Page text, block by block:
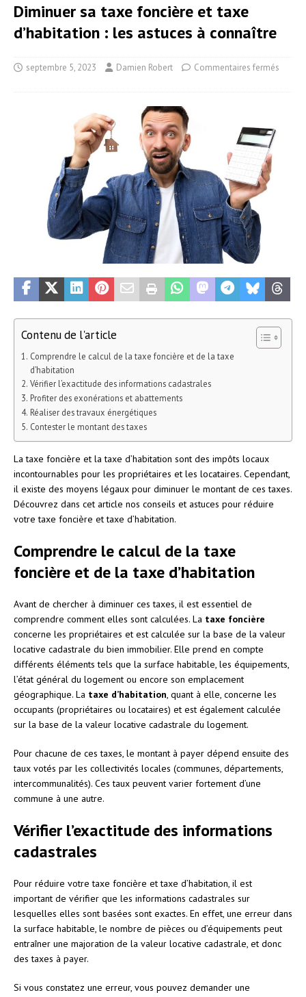
Diminuer sa taxe foncière et taxe
d’habitation : les astuces à connaître
septembre 5, 2023 Damien Robert Commentaires fermés
Contenu de l'article
Comprendre le calcul de la taxe foncière et de la taxe
d’habitation
Vérifier l’exactitude des informations cadastrales
Profiter des exonérations et abattements
Réaliser des travaux énergétiques
Contester le montant des taxes
La taxe foncière et la taxe d’habitation sont des impôts locaux
incontournables pour les propriétaires et les locataires. Cependant,
il existe des moyens légaux pour diminuer le montant de ces taxes.
Découvrez dans cet article nos conseils et astuces pour réduire
votre taxe foncière et taxe d’habitation.
Comprendre le calcul de la taxe
foncière et de la taxe d’habitation
Avant de chercher à diminuer ces taxes, il est essentiel de
comprendre comment elles sont calculées. La taxe foncière
concerne les propriétaires et est calculée sur la base de la valeur
locative cadastrale du bien immobilier. Elle prend en compte
différents éléments tels que la surface habitable, les équipements,
l’état général du logement ou encore son emplacement
géographique. La taxe d’habitation , quant à elle, concerne les
occupants (propriétaires ou locataires) et est également calculée
sur la base de la valeur locative cadastrale du logement.
Pour chacune de ces taxes, le montant à payer dépend ensuite des
taux votés par les collectivités locales (communes, départements,
intercommunalités). Ces taux peuvent varier fortement d’une
commune à une autre.
Vérifier l’exactitude des informations
cadastrales
Pour réduire votre taxe foncière et taxe d’habitation, il est
important de vérifier que les informations cadastrales sur
lesquelles elles sont basées sont exactes. En effet, une erreur dans
la surface habitable, le nombre de pièces ou d’équipements peut
entraîner une majoration de la valeur locative cadastrale, et donc
des taxes à payer.
Si vous constatez une erreur, vous pouvez demander une